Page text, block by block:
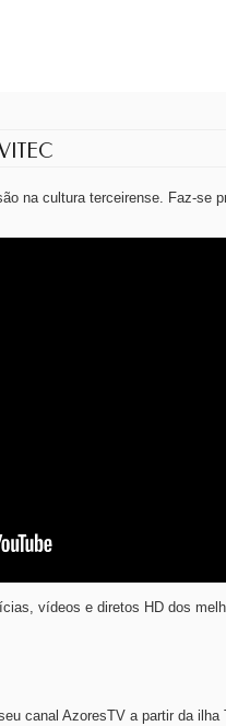
na cultura terceirense. Faz-se
vídeos e diretos HD dos
canal AzoresTV a partir da